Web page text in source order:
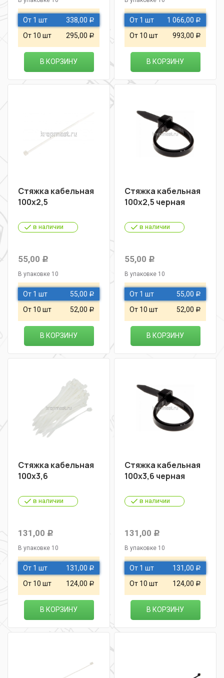
От 1 шт 338,00 Р
От 10 шт 295,00 Р
В КОРЗИНУ
От 1 шт 1 066,00 Р
От 10 шт 993,00 Р
В КОРЗИНУ
Стяжка кабельная
100х2,5
в наличии
55,00 Р
В упаковке 10
От 1 шт 55,00 Р
От 10 шт 52,00 Р
В КОРЗИНУ
Стяжка кабельная
100х2,5 черная
в наличии
55,00 Р
В упаковке 10
От 1 шт 55,00 Р
От 10 шт 52,00 Р
В КОРЗИНУ
Стяжка кабельная
100х3,6
в наличии
131,00 Р
В упаковке 10
От 1 шт 131,00 Р
От 10 шт 124,00 Р
В КОРЗИНУ
Стяжка кабельная
100х3,6 черная
в наличии
131,00 Р
В упаковке 10
От 1 шт 131,00 Р
От 10 шт 124,00 Р
В КОРЗИНУ